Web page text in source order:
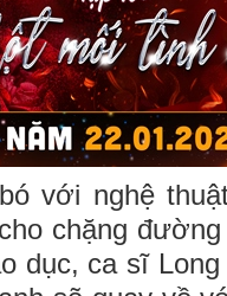
với nghệ
chặng
dục, ca sĩ